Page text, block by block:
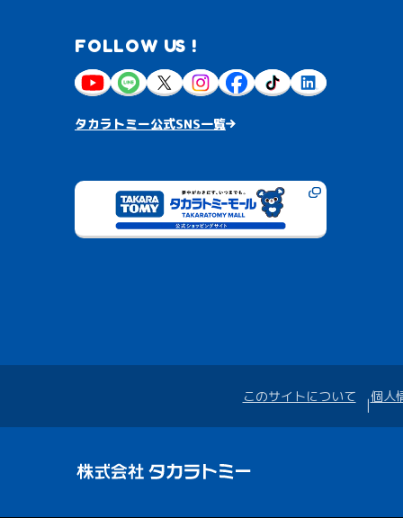
FOLLOW US !
タカラトミー公式SNS一覧
このサイトについて 個人